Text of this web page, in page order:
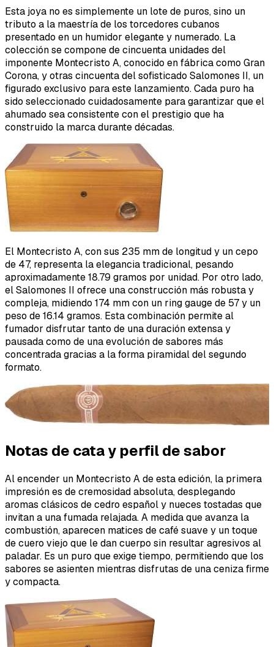
Esta joya no es simplemente un lote de puros, sino un
tributo a la maestría de los torcedores cubanos
presentado en un humidor elegante y numerado. La
colección se compone de cincuenta unidades del
imponente Montecristo A, conocido en fábrica como Gran
Corona, y otras cincuenta del sofisticado Salomones II, un
figurado exclusivo para este lanzamiento. Cada puro ha
sido seleccionado cuidadosamente para garantizar que el
ahumado sea consistente con el prestigio que ha
construido la marca durante décadas.
El Montecristo A, con sus 235 mm de longitud y un cepo
de 47, representa la elegancia tradicional, pesando
aproximadamente 18.79 gramos por unidad. Por otro lado,
el Salomones II ofrece una construcción más robusta y
compleja, midiendo 174 mm con un ring gauge de 57 y un
peso de 16.14 gramos. Esta combinación permite al
fumador disfrutar tanto de una duración extensa y
pausada como de una evolución de sabores más
concentrada gracias a la forma piramidal del segundo
formato.
Notas de cata y perfil de sabor
Al encender un Montecristo A de esta edición, la primera
impresión es de cremosidad absoluta, desplegando
aromas clásicos de cedro español y nueces tostadas que
invitan a una fumada relajada. A medida que avanza la
combustión, aparecen matices de café suave y un toque
de cuero viejo que le dan cuerpo sin resultar agresivos al
paladar. Es un puro que exige tiempo, permitiendo que los
sabores se asienten mientras disfrutas de una ceniza firme
y compacta.